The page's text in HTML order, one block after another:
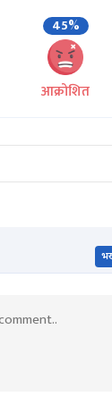
45%
आक्रोशित